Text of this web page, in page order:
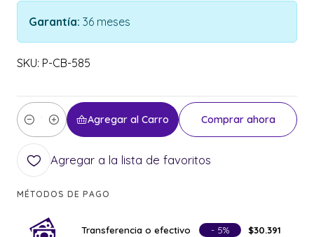
Garantía: 36 meses
SKU: P-CB-585
Cantidad
Agregar al Carro Comprar ahora
Agregar a la lista de favoritos
MÉTODOS DE PAGO
Transferencia o efectivo - 5% $30.391